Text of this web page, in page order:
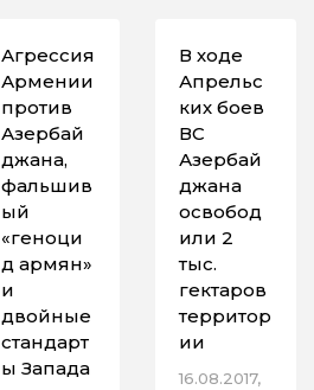
Агрессия
Армении
против
Азербай
джана,
фальшив
ый
«геноци
д армян»
и
двойные
стандарт
ы Запада
В ходе
Апрельс
ких боев
ВС
Азербай
джана
освобод
или 2
тыс.
гектаров
территор
ии
16.08.2017,